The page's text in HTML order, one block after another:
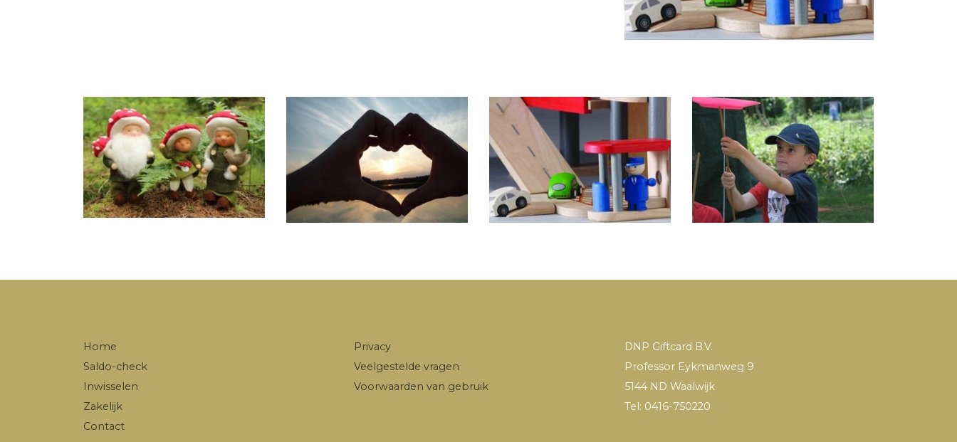
Home
Saldo-check
Inwisselen
Zakelijk
Contact
Privacy
Veelgestelde vragen
Voorwaarden van gebruik
DNP Giftcard B.V.
Professor Eykmanweg 9
5144 ND Waalwijk
Tel: 0416-750220